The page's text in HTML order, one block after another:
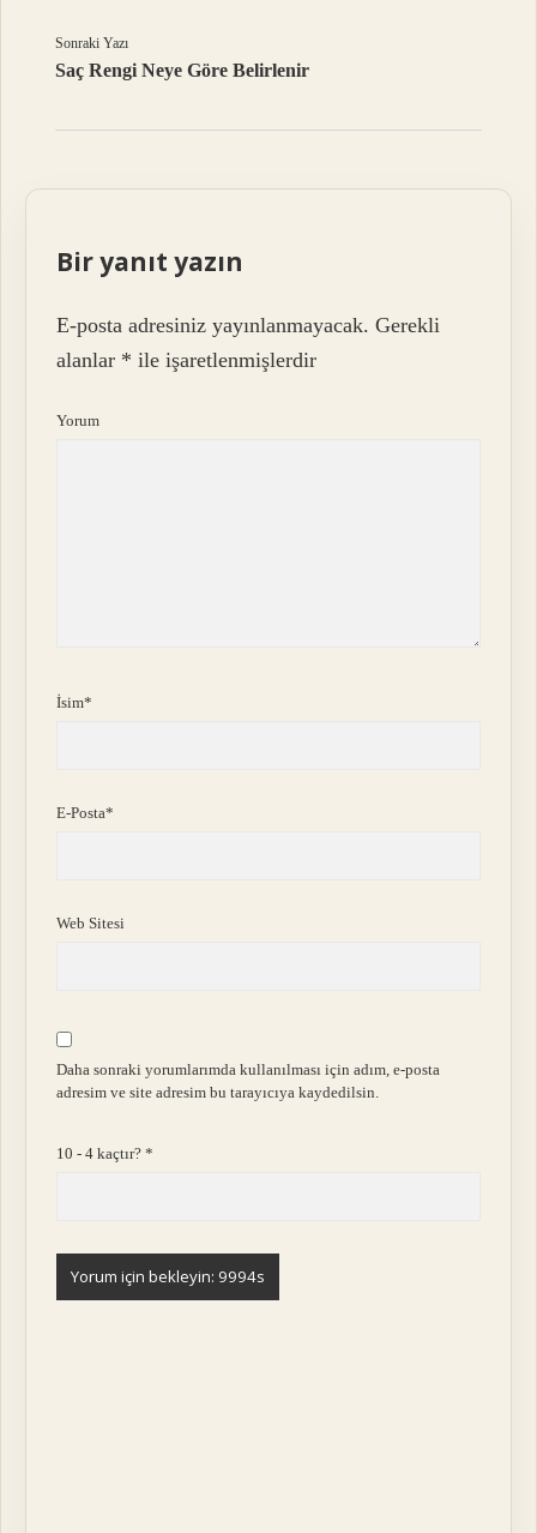
Sonraki Yazı
Saç Rengi Neye Göre Belirlenir
Bir yanıt yazın
E-posta adresiniz yayınlanmayacak. Gerekli
alanlar * ile işaretlenmişlerdir
Yorum
İsim*
E-Posta*
Web Sitesi
Daha sonraki yorumlarımda kullanılması için adım, e-posta
adresim ve site adresim bu tarayıcıya kaydedilsin.
10 - 4 kaçtır?*